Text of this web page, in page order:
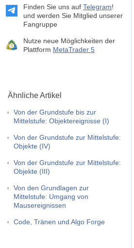
Finden Sie uns auf Telegram!
und werden Sie Mitglied unserer
Fangruppe
Nutze neue Möglichkeiten der
Plattform MetaTrader 5
Ähnliche Artikel
Von der Grundstufe bis zur
Mittelstufe: Objektereignisse (I)
Von der Grundstufe zur Mittelstufe:
Objekte (IV)
Von der Grundstufe zur Mittelstufe:
Objekte (III)
Von den Grundlagen zur
Mittelstufe: Umgang von
Mausereignissen
Code, Tränen und Algo Forge